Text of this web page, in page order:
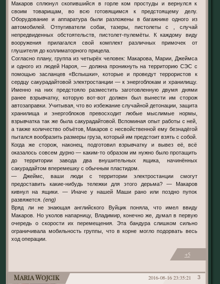
Макаров сплюнул скопившийся в горле ком простуды и вернулся к
своим товарищам, во всю готовящимся к предстоящему делу.
Оборудование и аппаратура были разложены в багажнике одного из
автомобилей. Отпугиватели собак, тазеры, пистолеты с , случай
непредвиденных обстоятельств, пистолет-пулемёты. К каждому виду
вооружения прилагался свой комплект различных примочек от
глушителя до коллиматорного прицела.
Согласно плану, группа из четырёх человек: Макарова, Марии, Джеймса
и одного из людей Нароя, — должна проникнуть на территорию СЭС с
помощью засланцев «Вспышки», которые и проведут террористов к
сердцу сакурадайтовой электростанции — к энергоблокам и хранилищу.
Именно на них предстояло разместить заготовленную двумя днями
ранее взрывчатку, которую вот-вот должен был вынести им сторож
автозаправки. Учитывая, что во избежание случайной детонации, защита
хранилища и энергоблоков превосходит любые мыслимые нормы,
взрывчатка так же была сакурадайтовой. Вспоминая опыт работы с ней,
а также количество объётов, Макаров с несвойственной ему безнадёгой
пытался вообразить размеры груза, который им предстоит взять с собой.
Когда же сторож, наконец, подготовил взрывчатку и вывез её, всё
оказалось совсем дурно — каким-то образом им нужно было протащить
до территории завода два внушительных ящика, начинённых
сакурадайтом вперемешку с обычным пластидом.
— Джеймс, ваши люди с территории электростанции смогут
предоставить какие-нибудь тележки для этого дерьма? — Макаров
кивнул на ящики. — Иначе у нашей Маши рано или поздно пупок
развяжется.(eng)
Вряд ли не знающая английского Вуйцик поняла, что имел ввиду
Макаров. Но уколов напарницу, Владимир, конечно же, думал в первую
очередь о скорости их перемещения. Эта бандура слишком сильно
ограничивала мобильность группы, что в корне могло подорвать весь
ход операции.
+5
3
2016-08-16 23:35:21
Maria Wojcik